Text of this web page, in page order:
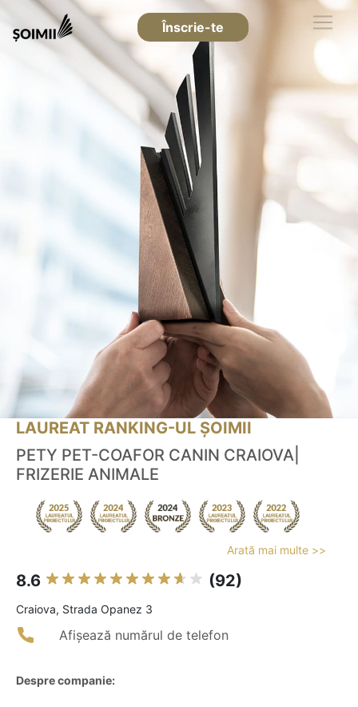
Înscrie-te
LAUREAT RANKING-UL ȘOIMII
PETY PET-COAFOR CANIN CRAIOVA|
FRIZERIE ANIMALE
Arată mai multe >>
8.6 (92)
Craiova, Strada Opanez 3
Afișează numărul de telefon
Despre companie: